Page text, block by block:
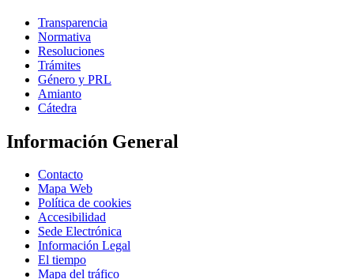
Transparencia
Normativa
Resoluciones
Trámites
Género y PRL
Amianto
Cátedra
Información General
Contacto
Mapa Web
Política de cookies
Accesibilidad
Sede Electrónica
Información Legal
El tiempo
Mapa del tráfico